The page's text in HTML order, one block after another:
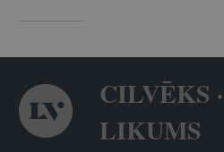
CILVĒKS
LIKUMS